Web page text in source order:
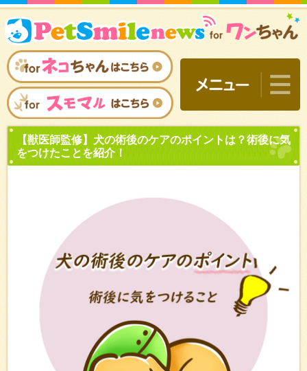
【獣医師監修】犬の術後
をつけたことを紹介！